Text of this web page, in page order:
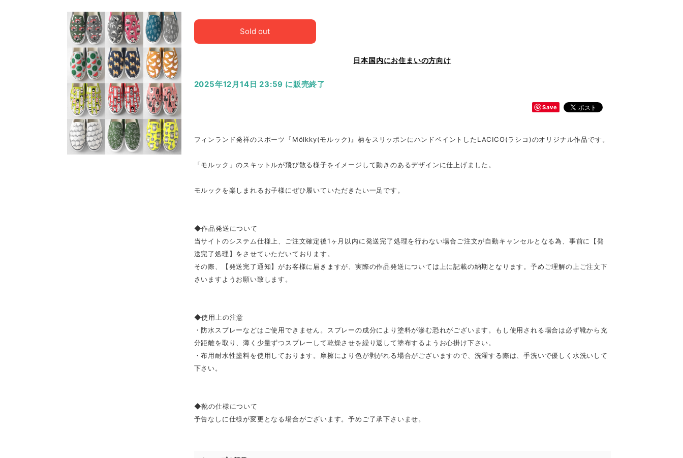
Sold out
日本国内にお住まいの方向け
2025年12月14日 23:59 に販売終了
Save
フィンランド発祥のスポーツ『Mölkky(モルック)』柄をスリッポンにハンドペイントしたLACICO(ラシコ)のオリジナル作品です。
「モルック」のスキットルが飛び散る様子をイメージして動きのあるデザインに仕上げました。
モルックを楽しまれるお子様にぜひ履いていただきたい一足です。
◆作品発送について
当サイトのシステム仕様上、ご注文確定後1ヶ月以内に発送完了処理を行わない場合ご注文が自動キャンセルとなる為、事前に【発
送完了処理】をさせていただいております。
その際、【発送完了通知】がお客様に届きますが、実際の作品発送については上に記載の納期となります。予めご理解の上ご注文下
さいますようお願い致します。
◆使用上の注意
・防水スプレーなどはご使用できません。スプレーの成分により塗料が滲む恐れがございます。もし使用される場合は必ず靴から充
分距離を取り、薄く少量ずつスプレーして乾燥させを繰り返して塗布するようお心掛け下さい。
・布用耐水性塗料を使用しております。摩擦により色が剥がれる場合がございますので、洗濯する際は、手洗いで優しく水洗いして
下さい。
◆靴の仕様について
予告なしに仕様が変更となる場合がございます。予めご了承下さいませ。